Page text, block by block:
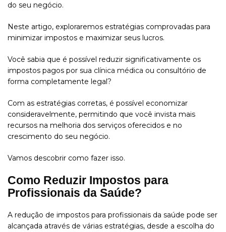
do seu negócio.
Neste artigo, exploraremos estratégias comprovadas para
minimizar impostos e maximizar seus lucros.
Você sabia que é possível reduzir significativamente os
impostos pagos por sua clínica médica ou consultório de
forma completamente legal?
Com as estratégias corretas, é possível economizar
consideravelmente, permitindo que você invista mais
recursos na melhoria dos serviços oferecidos e no
crescimento do seu negócio.
Vamos descobrir como fazer isso.
Como Reduzir Impostos para
Profissionais da Saúde?
A redução de impostos para profissionais da saúde pode ser
alcançada através de várias estratégias, desde a escolha do